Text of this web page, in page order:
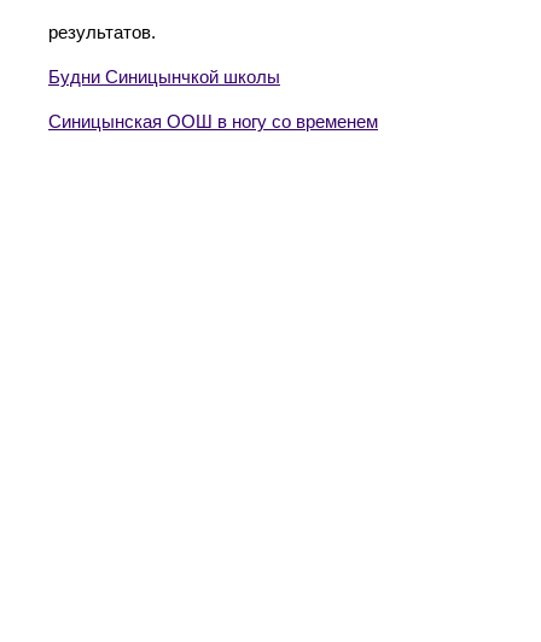
результатов.
Будни Синицынчкой школы
Синицынская ООШ в ногу со временем